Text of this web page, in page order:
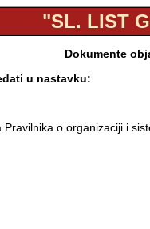
"SL. LIST
Dokumente
u nastavku:
Pravilnika o organizaciji i